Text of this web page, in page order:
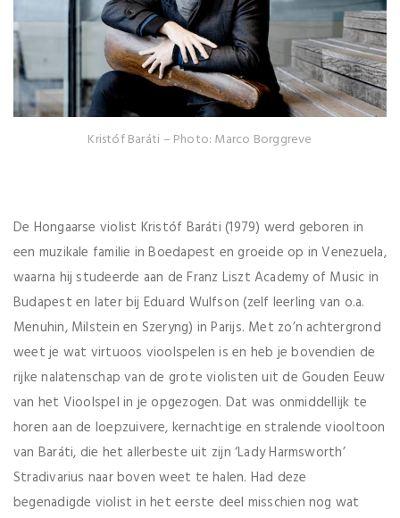
Kristóf Baráti – Photo: Marco Borggreve
De Hongaarse violist Kristóf Baráti (1979) werd geboren in
een muzikale familie in Boedapest en groeide op in Venezuela,
waarna hij studeerde aan de Franz Liszt Academy of Music in
Budapest en later bij Eduard Wulfson (zelf leerling van o.a.
Menuhin, Milstein en Szeryng) in Parijs. Met zo’n achtergrond
weet je wat virtuoos vioolspelen is en heb je bovendien de
rijke nalatenschap van de grote violisten uit de Gouden Eeuw
van het Vioolspel in je opgezogen. Dat was onmiddellijk te
horen aan de loepzuivere, kernachtige en stralende viooltoon
van Baráti, die het allerbeste uit zijn ‘Lady Harmsworth’
Stradivarius naar boven weet te halen. Had deze
begenadigde violist in het eerste deel misschien nog wat